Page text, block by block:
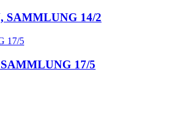
SAMMLUNG 14/2
17/5